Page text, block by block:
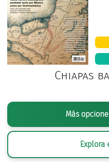
Chiapas
Más
Explora